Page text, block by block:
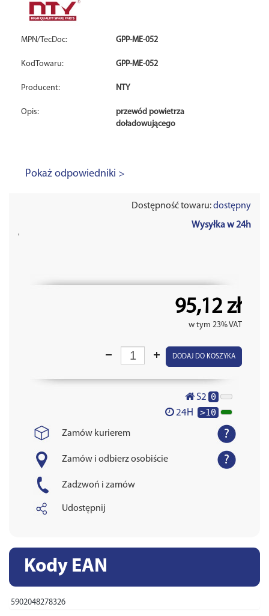
MPN/TecDoc: GPP-ME-052
KodTowaru: GPP-ME-052
Producent: NTY
Opis:
przewód powietrza
doładowującego
Pokaż odpowiedniki >
Dostępność towaru:dostępny
Wysyłka w 24h
'
95,12 zł
w tym 23% VAT
DODAJ DO KOSZYKA
S2 0
24H >10
Zamów kurierem
Zamów i odbierz osobiście
Zadzwoń i zamów
Udostępnij
Kody EAN
5902048278326